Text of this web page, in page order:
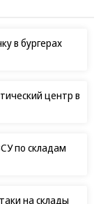
в бургерах
центр в
по складам
на склады